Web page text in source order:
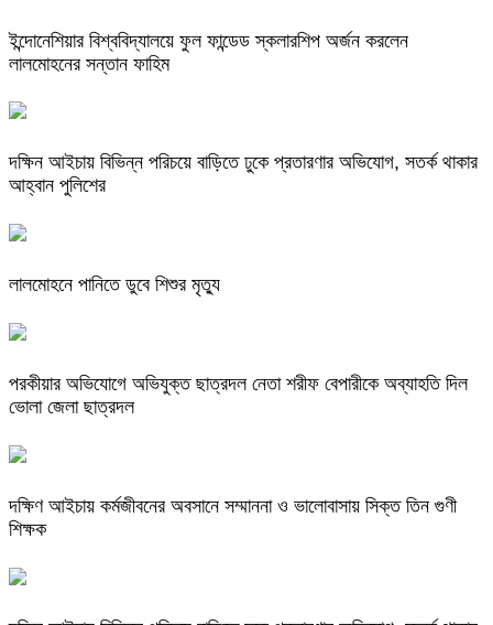
ইন্দোনেশিয়ার বিশ্ববিদ্যালয়ে ফুল ফান্ডেড স্কলারশিপ অর্জন করলেন
লালমোহনের সন্তান ফাহিম
দক্ষিন আইচায় ‎বিভিন্ন পরিচয়ে বাড়িতে ঢুকে প্রতারণার অভিযোগ, সতর্ক থাকার
আহ্বান পুলিশের
লালমোহনে পানিতে ডুবে শিশুর মৃত্যু
পরকীয়ার অভিযোগে অভিযুক্ত ছাত্রদল নেতা শরীফ বেপারীকে অব্যাহতি দিল
ভোলা জেলা ছাত্রদল
দক্ষিণ আইচায় কর্মজীবনের অবসানে সম্মাননা ও ভালোবাসায় সিক্ত তিন গুণী
শিক্ষক